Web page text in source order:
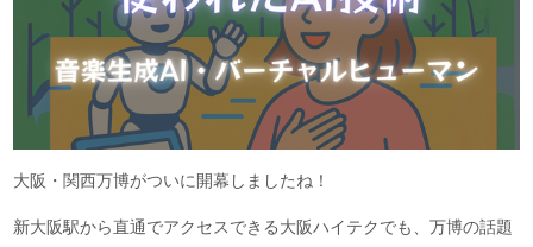
大阪・関西万博がついに開幕しましたね！
新大阪駅から直通でアクセスできる大阪ハイテクでも、万博の話題